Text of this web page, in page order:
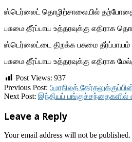
ஸ்டெர்லைட் தொழிற்சாலையில்
பசுமை தீர்ப்பாய உத்தரவுக்கு எதிராக
ஸ்டெர்லைட்டை திறக்க பசுமை
பசுமை தீர்ப்பாய உத்தரவுக்கு எதிராக
Post Views: 937
2018-
12-
Previous Post: 5மாநிலத்
Next Post: இந்தியப் பங்குச்சந்தைகளில்
Leave a Reply
Your email address will not be published.